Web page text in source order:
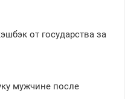
от государства за
мужчине после